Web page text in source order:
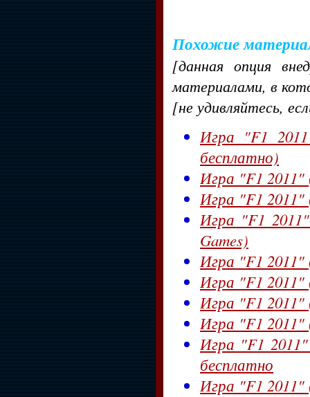
Похожие
[данная опция
материалами, в
[не удивляйтесь,
Игра "F1
бесплатно)
Игра "F1 2011"
Игра "F1 2011"
Игра "F1
Games)
Игра "F1 2011"
Игра "F1 2011"
Игра "F1 2011"
Игра "F1 2011"
Игра "F1 2011"
бесплатно
Игра "F1 2011"